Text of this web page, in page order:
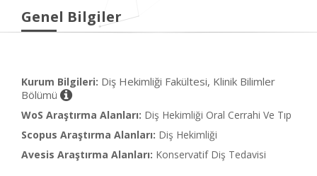
Genel Bilgiler
Kurum Bilgileri: Diş Hekimliği Fakültesi, Klinik Bilimler
Bölümü
WoS Araştırma Alanları: Diş Hekimliği Oral Cerrahi Ve Tıp
Scopus Araştırma Alanları: Diş Hekimliği
Avesis Araştırma Alanları: Konservatif Diş Tedavisi